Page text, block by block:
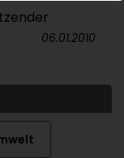
06.01.2010